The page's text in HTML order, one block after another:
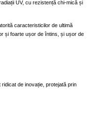
UV, cu rezistență chi-mică și
caracteristicilor de ultimă
și foarte ușor de întins, și ușor de
de inovație, protejată prin